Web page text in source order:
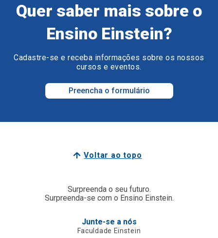
Quer saber mais sobre o
Ensino Einstein?
Cadastre-se e receba informações sobre os nossos
cursos e eventos.
Preencha o formulário
Voltar ao topo
Surpreenda o seu futuro.
Surpreenda-se com o Ensino Einstein.
Junte-se a nós
Faculdade Einstein